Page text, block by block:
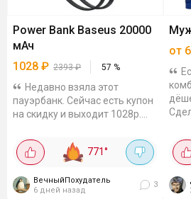
Power Bank Baseus 20000
мАч
1028 ₽ 2393₽ 57 %
Недавно взяла этот
пауэрбанк. Сейчас есть купон
на скидку и выходит 1028р.
цена! Кстати, пришёл он
буквально через неделю
после заказа. Мне...
771°
ВечныйПохудатель
6 дней назад
3
от
к